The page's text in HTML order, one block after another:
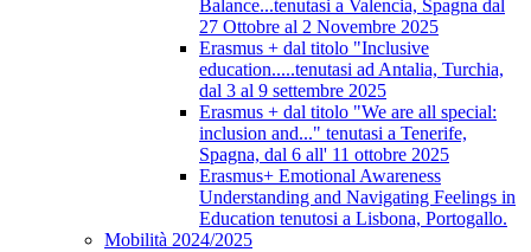
Balance...tenutasi a Valencia, Spagna dal
27 Ottobre al 2 Novembre 2025
Erasmus + dal titolo "Inclusive
education.....tenutasi ad Antalia, Turchia,
dal 3 al 9 settembre 2025
Erasmus + dal titolo "We are all special:
inclusion and..." tenutasi a Tenerife,
Spagna, dal 6 all' 11 ottobre 2025
Erasmus+ Emotional Awareness
Understanding and Navigating Feelings in
Education tenutosi a Lisbona, Portogallo.
Mobilità 2024/2025